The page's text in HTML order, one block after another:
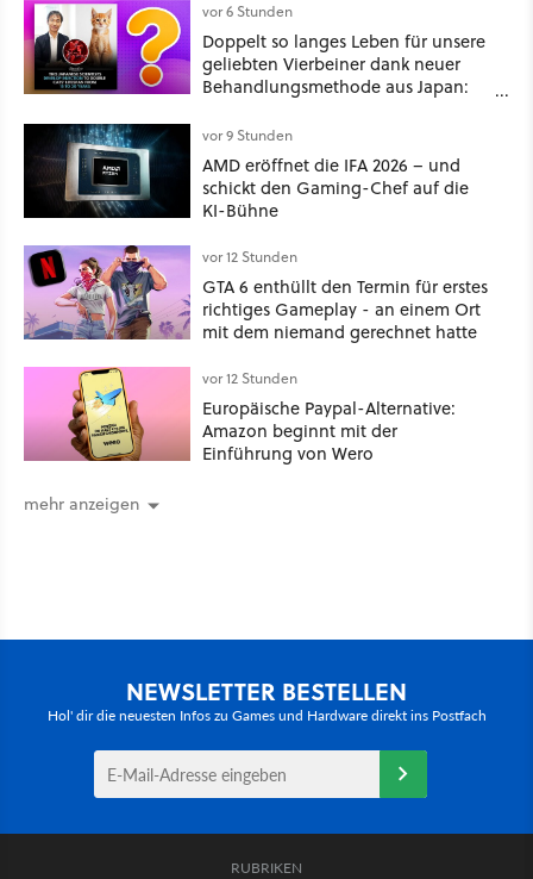
vor 6 Stunden
Doppelt so langes Leben für unsere
geliebten Vierbeiner dank neuer
Behandlungsmethode aus Japan:
Kommentare zeigt, dass es nicht so
einfach ist
vor 9 Stunden
AMD eröffnet die IFA 2026 – und
schickt den Gaming-Chef auf die
KI-Bühne
vor 12 Stunden
GTA 6 enthüllt den Termin für erstes
richtiges Gameplay - an einem Ort
mit dem niemand gerechnet hatte
vor 12 Stunden
Europäische Paypal-Alternative:
Amazon beginnt mit der
Einführung von Wero
mehr anzeigen
NEWSLETTER BESTELLEN
Hol' dir die neuesten Infos zu Games und Hardware direkt ins Postfach
RUBRIKEN